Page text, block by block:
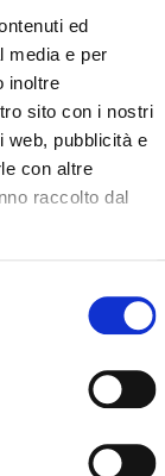
ed
media e per
inoltre
sito con i nostri
web, pubblicità e
con altre
raccolto dal